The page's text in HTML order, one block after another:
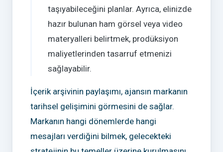
taşıyabileceğini planlar. Ayrıca, elinizde
hazır bulunan ham görsel veya video
materyalleri belirtmek, prodüksiyon
maliyetlerinden tasarruf etmenizi
sağlayabilir.
İçerik arşivinin paylaşımı, ajansın markanın
tarihsel gelişimini görmesini de sağlar.
Markanın hangi dönemlerde hangi
mesajları verdiğini bilmek, gelecekteki